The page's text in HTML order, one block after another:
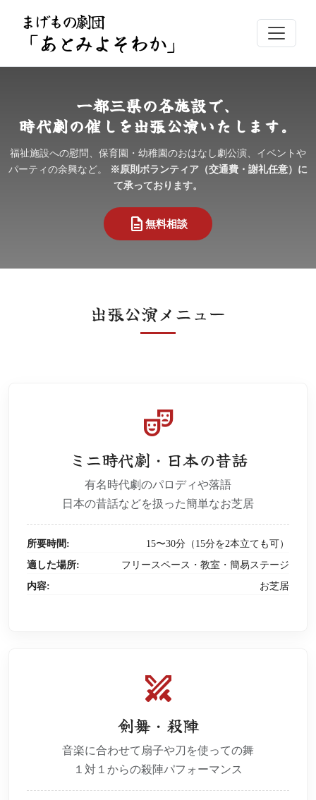
まげもの劇団
「あとみよそわか」
一都三県の各施設で、
時代劇の催しを出張公演いたします。
福祉施設への慰問、保育園・幼稚園のおはなし劇公演、イベントや
パーティの余興など。
※原則ボランティア（交通費・謝礼任意）に
て承っております。
description 無料相談
出張公演メニュー
theater_comedy
ミニ時代劇・日本の昔話
有名時代劇のパロディや落語
日本の昔話などを扱った簡単なお芝居
所要時間:
15〜30分（15分を2本立ても可）
適した場所:
フリースペース・教室・簡易ステージ
内容:
お芝居
swords
剣舞・殺陣
音楽に合わせて扇子や刀を使っての舞
１対１からの殺陣パフォーマンス